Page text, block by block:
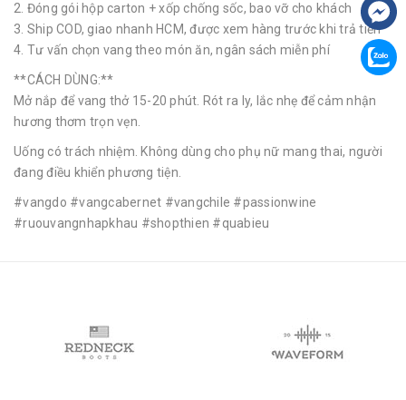
2. Đóng gói hộp carton + xốp chống sốc, bao vỡ cho khách
3. Ship COD, giao nhanh HCM, được xem hàng trước khi trả tiền
4. Tư vấn chọn vang theo món ăn, ngân sách miễn phí
**CÁCH DÙNG:**
Mở nắp để vang thở 15-20 phút. Rót ra ly, lắc nhẹ để cảm nhận
hương thơm trọn vẹn.
Uống có trách nhiệm. Không dùng cho phụ nữ mang thai, người
đang điều khiển phương tiện.
#vangdo #vangcabernet #vangchile #passionwine
#ruouvangnhapkhau #shopthien #quabieu